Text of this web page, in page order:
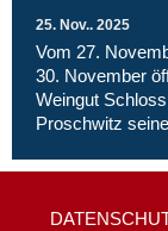
25. Nov.. 2025
Vom 27.
30. November
Weingut Schloss
Proschwitz